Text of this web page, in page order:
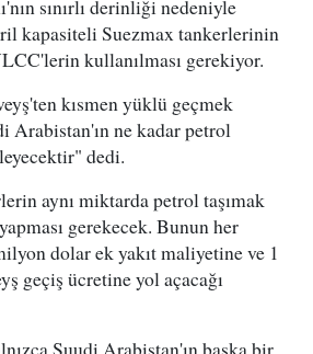
sınırlı derinliği nedeniyle
kapasiteli Suezmax tankerlerinin
kullanılması gerekiyor.
kısmen yüklü geçmek
Arabistan'ın ne kadar petrol
dedi.
aynı miktarda petrol taşımak
gerekecek. Bunun her
dolar ek yakıt maliyetine ve 1
geçiş ücretine yol açacağı
Suudi Arabistan'ın başka bir